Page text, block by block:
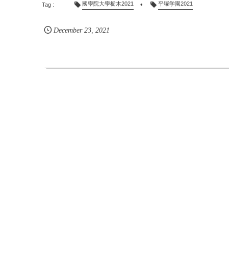
國學院大學栃木2021 平塚学園2021
December 23,2021